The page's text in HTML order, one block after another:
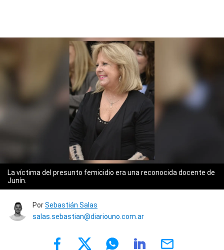
La víctima del presunto femicidio era una reconocida docente de
Junín.
PorSebastián Salas
salas.sebastian@diariouno.com.ar